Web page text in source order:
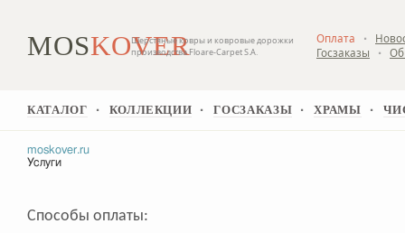
MOSKOVER
Шерстяные ковры и ковровые дорожки
производства Floare-Carpet S.A.
Оплата ▪
Госзаказы ▪
КАТАЛОГ ▪ КОЛЛЕКЦИИ ▪ ГОСЗАКАЗЫ ▪ ХРАМЫ ▪
moskover.ru
Услуги
Способы оплаты: